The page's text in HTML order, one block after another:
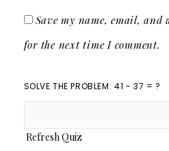
Save my name, email, and
for the next time I comment.
SOLVE THE PROBLEM: 41 - 37 = ?
Refresh Quiz